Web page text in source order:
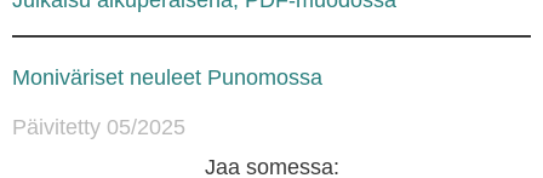
Moniväriset neuleet Punomossa
Päivitetty 05/2025
Jaa somessa: